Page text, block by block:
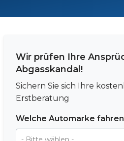
Wir prüfen Ihre
Abgasskandal!
Sichern Sie sich Ihre
Erstberatung
Welche Automarke fahren